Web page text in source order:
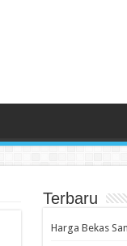
Terbaru
Harga Bekas